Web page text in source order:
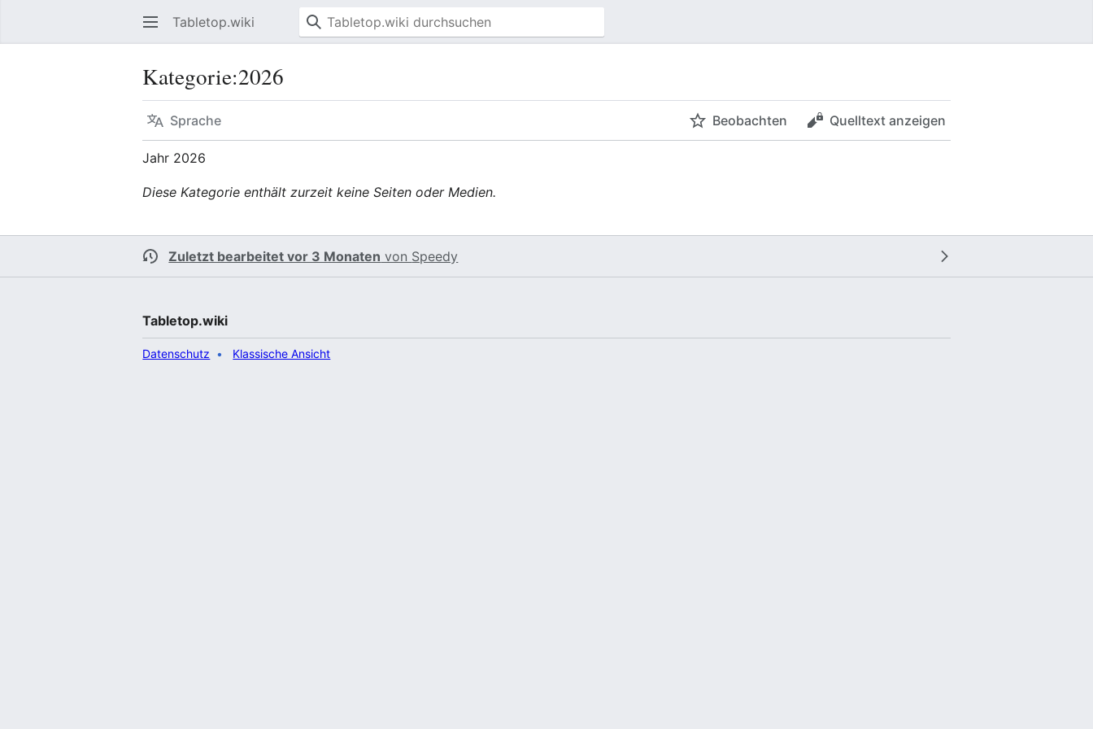
Tabletop.wiki
Kategorie:2026
Sprache Beobachten Quelltext anzeigen
Jahr 2026
Diese Kategorie enthält zurzeit keine Seiten oder Medien.
Zuletzt bearbeitet vor 3 Monaten von Speedy
Tabletop.wiki
Datenschutz Klassische Ansicht